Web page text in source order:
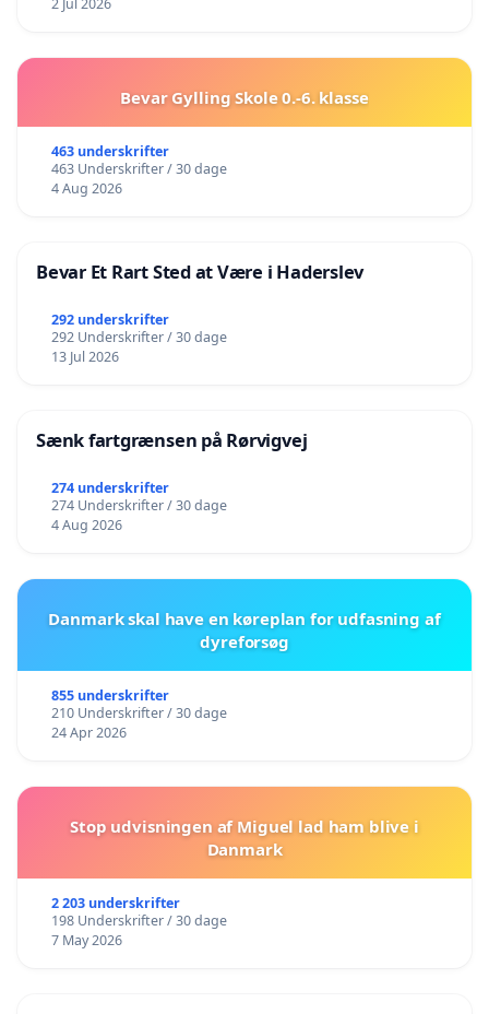
Bevar Gylling Skole 0.-6. klasse
463 underskrifter
463 Underskrifter / 30 dage
4 Aug 2026
Bevar Et Rart Sted at Være i Haderslev
292 underskrifter
292 Underskrifter / 30 dage
13 Jul 2026
Sænk fartgrænsen på Rørvigvej
274 underskrifter
274 Underskrifter / 30 dage
4 Aug 2026
Danmark skal have en køreplan for udfasning af
dyreforsøg
855 underskrifter
210 Underskrifter / 30 dage
24 Apr 2026
Stop udvisningen af Miguel lad ham blive i
Danmark
2 203 underskrifter
198 Underskrifter / 30 dage
7 May 2026